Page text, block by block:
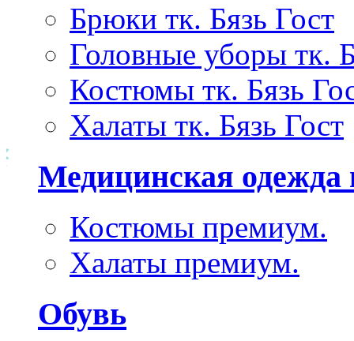
Брюки тк. Бязь Гост
Головные уборы тк.
Костюмы тк. Бязь
Халаты тк. Бязь Гост
Медицинская одежда
Костюмы премиум.
Халаты премиум.
Обувь